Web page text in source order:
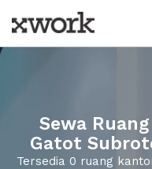
Sewa
Gatot
Tersedia 0 ruang